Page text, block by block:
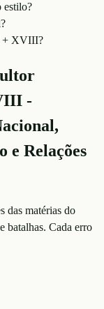
estilo?
+ XVIII?
-
Relações
das matérias do
batalhas. Cada erro